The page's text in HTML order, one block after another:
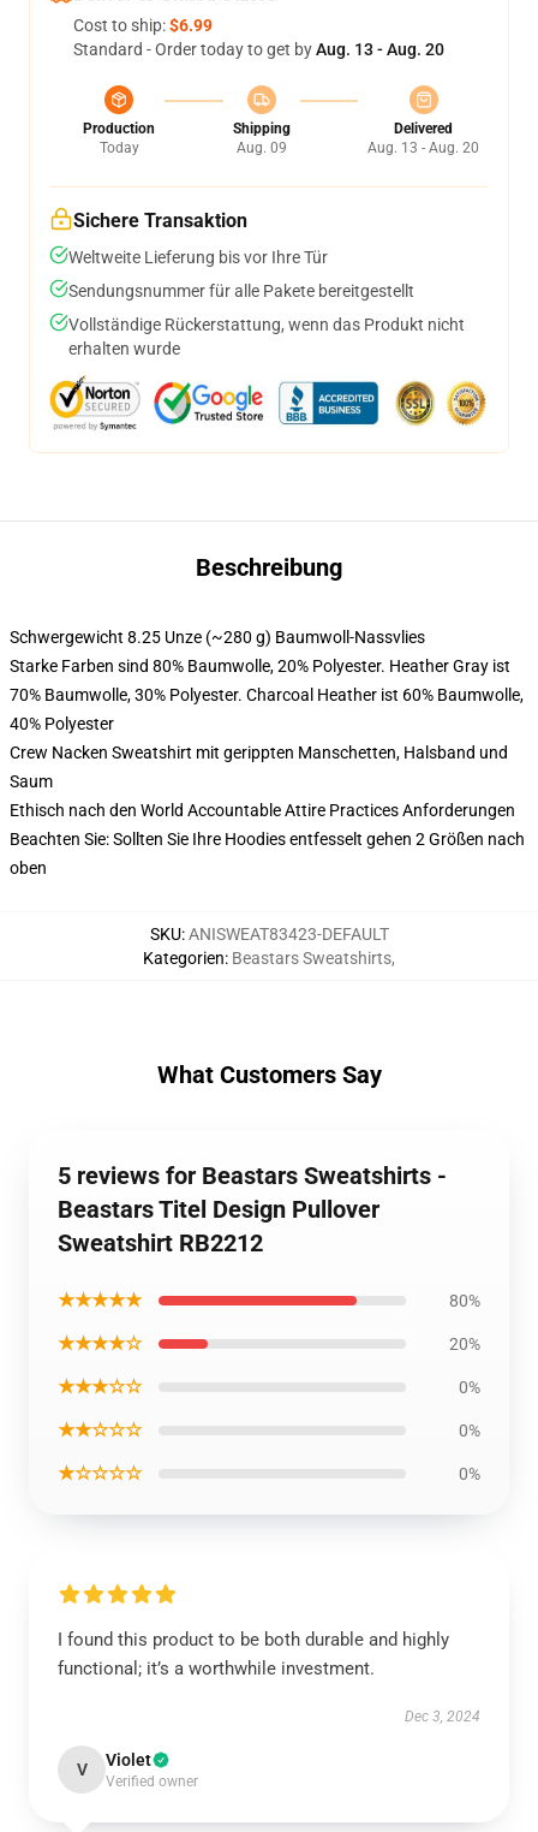
Cost to ship:$6.99
Standard - Order today to get byAug. 13 - Aug. 20
Production
Today
Shipping
Aug. 09
Delivered
Aug. 13 - Aug. 20
Sichere Transaktion
Weltweite Lieferung bis vor Ihre Tür
Sendungsnummer für alle Pakete bereitgestellt
Vollständige Rückerstattung, wenn das Produkt nicht
erhalten wurde
Beschreibung
Schwergewicht 8.25 Unze (~280 g) Baumwoll-Nassvlies
Starke Farben sind 80% Baumwolle, 20% Polyester. Heather Gray ist
70% Baumwolle, 30% Polyester. Charcoal Heather ist 60% Baumwolle,
40% Polyester
Crew Nacken Sweatshirt mit gerippten Manschetten, Halsband und
Saum
Ethisch nach den World Accountable Attire Practices Anforderungen
Beachten Sie: Sollten Sie Ihre Hoodies entfesselt gehen 2 Größen nach
oben
SKU:ANISWEAT83423-DEFAULT
Kategorien: Beastars Sweatshirts,
What Customers Say
5 reviews for Beastars Sweatshirts -
Beastars Titel Design Pullover
Sweatshirt RB2212
★★★★★ 80%
★★★★☆ 20%
★★★☆☆ 0%
★★☆☆☆ 0%
★☆☆☆☆ 0%
I found this product to be both durable and highly
functional; it’s a worthwhile investment.
Dec 3, 2024
V Violet
Verified owner